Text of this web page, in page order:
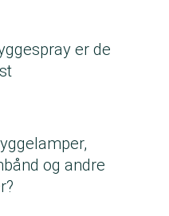
er de
og andre